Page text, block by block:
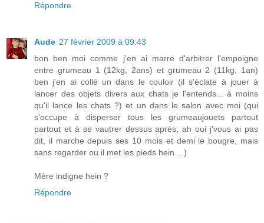
Répondre
Aude 27 février 2009 à 09:43
bon ben moi comme j'en ai marre d'arbitrer l'empoigne
entre grumeau 1 (12kg, 2ans) et grumeau 2 (11kg, 1an)
ben j'en ai collé un dans le couloir (il s'éclate à jouer à
lancer des objets divers aux chats je l'entends... à moins
qu'il lance les chats ?) et un dans le salon avec moi (qui
s'occupe à disperser tous les grumeaujouets partout
partout et à se vautrer dessus après, ah oui j'vous ai pas
dit, il marche depuis ses 10 mois et demi le bougre, mais
sans regarder ou il met les pieds hein... )
Mère indigne hein ?
Répondre